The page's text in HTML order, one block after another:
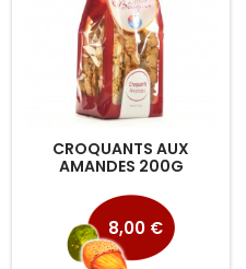
CROQUANTS AUX
AMANDES 200G
Prix
8,00 €